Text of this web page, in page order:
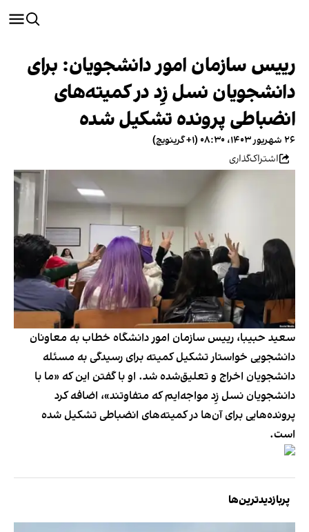
رییس سازمان امور دانشجویان: برای
دانشجویان نسل زِد در کمیته‌های
انضباطی پرونده تشکیل شده
۲۶ شهریور ۱۴۰۳، ۰۸:۳۰ (‎+۱ گرینویچ)
اشتراک‌گذاری
سعید حبیبا، رییس سازمان امور دانشگاه خطاب به معاونان
دانشجویی خواستار تشکیل کمیته برای رسیدگی به مسئله
دانشجویان اخراج و تعلیق‌شده شد. او با گفتن این که «ما با
دانشجویان نسل زِد مواجه‌ایم که متفاوتند»، اضافه کرد
پرونده‌هایی برای آن‌ها در کمیته‌های انضباطی تشکیل شده
است.
پربازدیدترین‌ها